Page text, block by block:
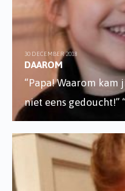
30 DECEMBER 2018
DAAROM
“Papa! Waarom
niet eens gedoucht!”